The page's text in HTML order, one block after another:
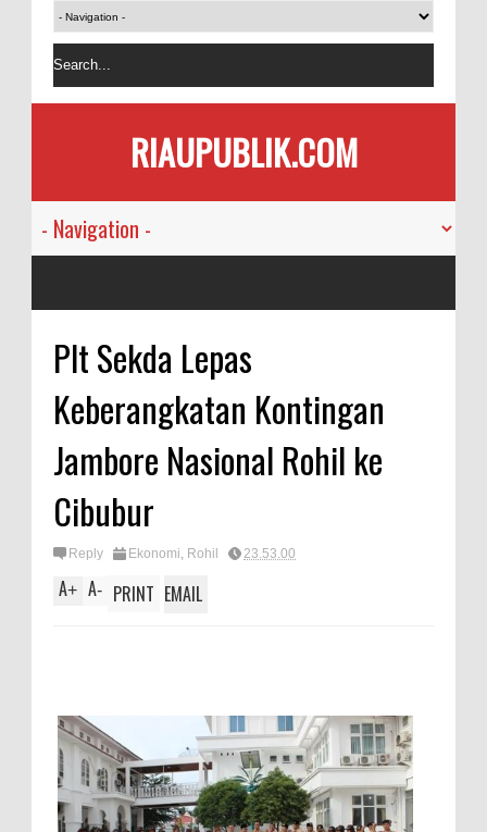
RIAUPUBLIK.COM
Plt Sekda Lepas
Keberangkatan Kontingan
Jambore Nasional Rohil ke
Cibubur
Reply Ekonomi, Rohil 23.53.00
A+ A- PRINT EMAIL